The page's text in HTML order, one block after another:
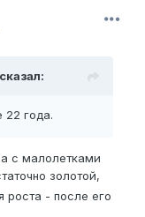
22 года.
с малолетками
золотой,
роста - после его